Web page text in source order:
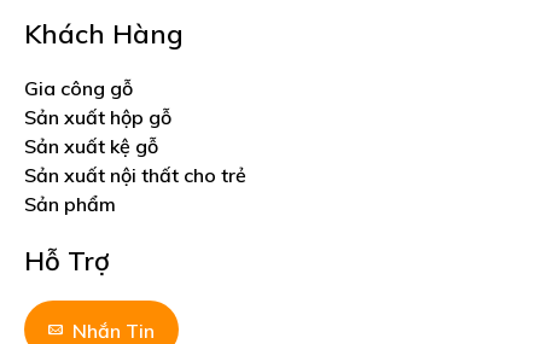
Khách Hàng
Gia công gỗ
Sản xuất hộp gỗ
Sản xuất kệ gỗ
Sản xuất nội thất cho trẻ
Sản phẩm
Hỗ Trợ
Nhắn Tin